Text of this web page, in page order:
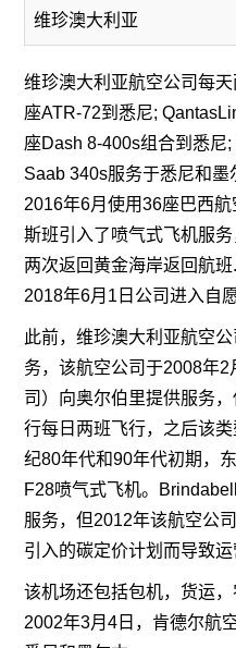
维珍澳大利亚
维珍澳大利亚航空公司每
座ATR-72到悉尼;
座Dash 8-400s组合到悉尼
Saab 340s服务于悉尼和
2016年6月使用36座巴西
斯班引入了喷气式飞机服
两次返回黄金海岸返回航
2018年6月1日公司进入自
此前，维珍澳大利亚航空
务，该航空公司于2008年
司）向奥尔伯里提供服务
行每日两班飞行，之后该
纪80年代和90年代初期，
F28喷气式飞机。
服务，但2012年该航空公
引入的碳定价计划而导致运
该机场还包括包机，货运
2002年3月4日，肯德尔航